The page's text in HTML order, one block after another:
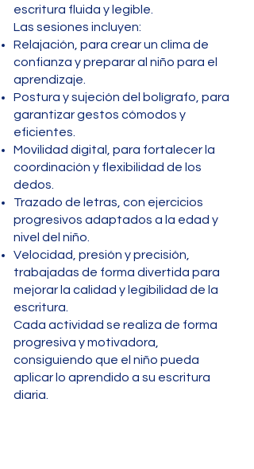
escritura fluida y legible.
Las sesiones incluyen:
Relajación, para crear un clima de
confianza y preparar al niño para el
aprendizaje.
Postura y sujeción del bolígrafo, para
garantizar gestos cómodos y
eficientes.
Movilidad digital, para fortalecer la
coordinación y flexibilidad de los
dedos.
Trazado de letras, con ejercicios
progresivos adaptados a la edad y
nivel del niño.
Velocidad, presión y precisión,
trabajadas de forma divertida para
mejorar la calidad y legibilidad de la
escritura.
Cada actividad se realiza de forma
progresiva y motivadora,
consiguiendo que el niño pueda
aplicar lo aprendido a su escritura
diaria.